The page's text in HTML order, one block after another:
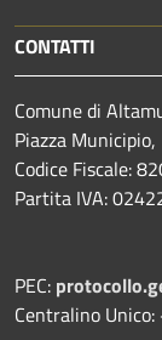
CONTATTI
Comune di
Piazza
Codice Fiscale:
Partita IVA:
PEC:
Centralino